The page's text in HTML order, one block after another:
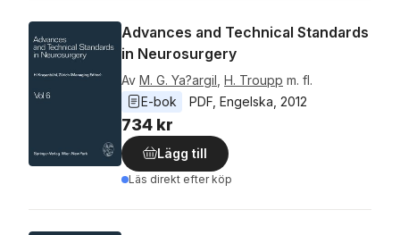
Advances and Technical Standards
in Neurosurgery
Av M. G. Ya?argil H. Troupp m. fl.
E-bok
PDF Engelska 2012
734 kr
Lägg till
Läs direkt efter köp